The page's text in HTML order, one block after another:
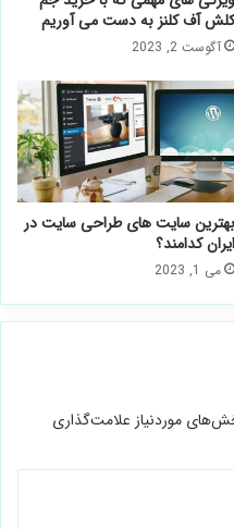
کلش آف کلنز به دست می آوریم
آگوست 2, 2023
بهترین سایت های طراحی سایت در
ایران کدامند؟
می 1, 2023
موردنیاز علامت‌گذاری